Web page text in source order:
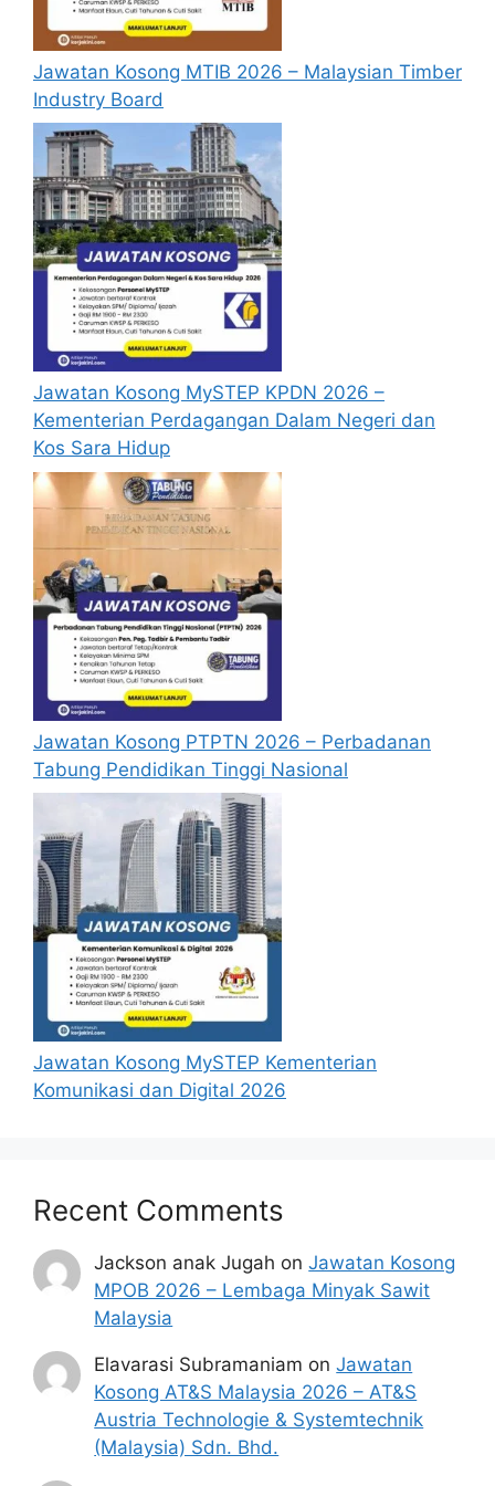
pelantikan yang telah ditetapkan bagi
setiap jawatan kosong Nestle 2025 yang
hendak dipohon, Sila baca pada lampiran
yang kami telah sediakan seperti berikut.
Cara Mohon Jawatan Kosong
Nestle 2025
Permohonan jawatan kosong
2025diatas hendaklah melalui laman
web rasmi Nestle Malaysia di
https://www.nestle.com.my/
pautanMohon Jawatan
disediakan dibawah. Untuk pemohon kali
pertama, anda perlu mendaftar akaun
baru terlebih dahulu.
Calon dikehendaki memuat naik resume
yang lengkap (kelayakan akademik,
pengalaman kerja, gaji semasa dan gaji
yang dipohon, gambar berukuran
passport serta salinan sijil-sijil berkaitan)
semasa membuat permohonan.
Pemohon yang telah mendaftar dan
memohon jawatan yang disenaraikan
tidak perlu lagi memohon semula
sekiranya tempoh permohonan masih
sah.
Sebelum membuat permohonan sila
pastikan anda login/register dan mengisi
segala maklumat yang diminta dengan
lengkap dan tepat.
Perlu diingatkan, hanya pemohon yang
layak sahaja akan dipanggil ke
temuduga. Sila lengkapkan dan
kemaskini maklumat anda yang telah
didaftarkan.
Permohonan yang tidak menerima
sebarang jawapan selepas6 bulan
tarikh iklan ditutup hendaklah
Mohon Jawatan
Penafian: Pihak kami bukan dari mana-
mana agensi Kerajaan terlibat. Maklumat
yang terdapat dalam portal
kerajaan dan sumber yang dipercayai
untuk memudahkan proses permohonan.
Jawatan Kosong MTIB 2026 – Malaysian Timber
Industry Board
Jawatan Kosong MySTEP KPDN 2026 –
Kementerian Perdagangan Dalam Negeri dan
Kos Sara Hidup
Jawatan Kosong PTPTN 2026 – Perbadanan
Tabung Pendidikan Tinggi Nasional
Jawatan Kosong MySTEP Kementerian
Komunikasi dan Digital 2026
Recent Comments
Jackson anak Jugah onJawatan Kosong
MPOB 2026 – Lembaga Minyak Sawit
Malaysia
Elavarasi Subramaniam onJawatan
Kosong AT&S Malaysia 2026 – AT&S
Austria Technologie & Systemtechnik
(Malaysia) Sdn. Bhd.